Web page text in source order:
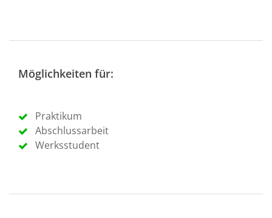
Möglichkeiten für:
Praktikum
Abschlussarbeit
Werksstudent